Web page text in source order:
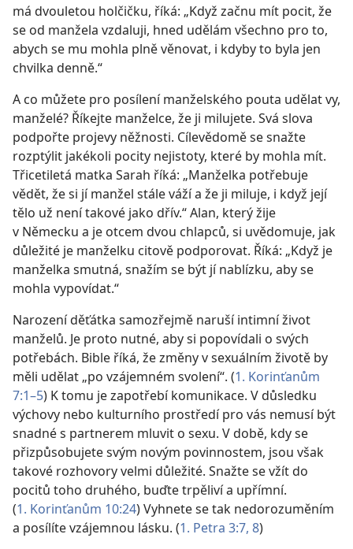
má dvouletou holčičku, říká: „Když začnu mít pocit, že
se od manžela vzdaluji, hned udělám všechno pro to,
abych se mu mohla plně věnovat, i kdyby to byla jen
chvilka denně.“
A co můžete pro posílení manželského pouta udělat vy,
manželé? Říkejte manželce, že ji milujete. Svá slova
podpořte projevy něžnosti. Cílevědomě se snažte
rozptýlit jakékoli pocity nejistoty, které by mohla mít.
Třicetiletá matka Sarah říká: „Manželka potřebuje
vědět, že si jí manžel stále váží a že ji miluje, i když její
tělo už není takové jako dřív.“ Alan, který žije
v Německu a je otcem dvou chlapců, si uvědomuje, jak
důležité je manželku citově podporovat. Říká: „Když je
manželka smutná, snažím se být jí nablízku, aby se
mohla vypovídat.“
Narození děťátka samozřejmě naruší intimní život
manželů. Je proto nutné, aby si popovídali o svých
potřebách. Bible říká, že změny v sexuálním životě by
měli udělat „po vzájemném svolení“. (1. Korinťanům
7:1–5) K tomu je zapotřebí komunikace. V důsledku
výchovy nebo kulturního prostředí pro vás nemusí být
snadné s partnerem mluvit o sexu. V době, kdy se
přizpůsobujete svým novým povinnostem, jsou však
takové rozhovory velmi důležité. Snažte se vžít do
pocitů toho druhého, buďte trpěliví a upřímní.
(1. Korinťanům 10:24) Vyhnete se tak nedorozuměním
a posílíte vzájemnou lásku. (1. Petra 3:7, 8)